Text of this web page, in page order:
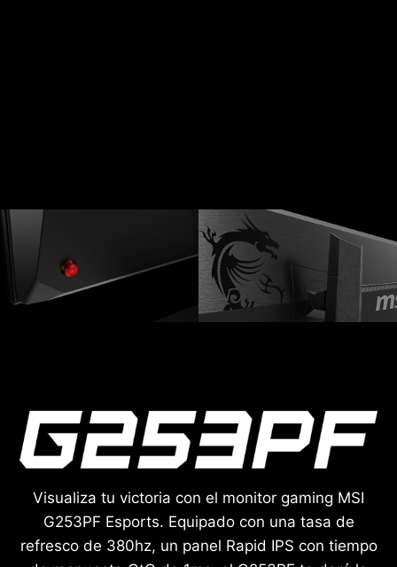
Visualiza tu victoria con el monitor gaming MSI
G253PF Esports. Equipado con una tasa de
refresco de 380hz, un panel Rapid IPS con tiempo